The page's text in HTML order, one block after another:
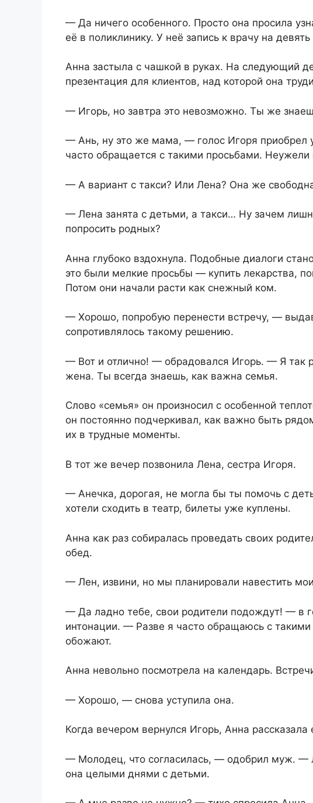
— Да ничего особенного. Просто она просила
её в поликлинику. У неё запись к врачу на девять
Анна застыла с чашкой в руках. На следующий
презентация для клиентов, над которой она
— Игорь, но завтра это невозможно. Ты же
— Ань, ну это же мама, — голос Игоря приобрел
часто обращается с такими просьбами. Неужели
— А вариант с такси? Или Лена? Она же
— Лена занята с детьми, а такси… Ну зачем
попросить родных?
Анна глубоко вздохнула. Подобные диалоги
это были мелкие просьбы — купить лекарства,
Потом они начали расти как снежный ком.
— Хорошо, попробую перенести встречу, —
сопротивлялось такому решению.
— Вот и отлично! — обрадовался Игорь. — Я так
жена. Ты всегда знаешь, как важна семья.
Слово «семья» он произносил с особенной
он постоянно подчеркивал, как важно быть
их в трудные моменты.
В тот же вечер позвонила Лена, сестра Игоря.
— Анечка, дорогая, не могла бы ты помочь с
хотели сходить в театр, билеты уже куплены.
Анна как раз собиралась проведать своих
обед.
— Лен, извини, но мы планировали навестить
— Да ладно тебе, свои родители подождут! — в
интонации. — Разве я часто обращаюсь с
обожают.
Анна невольно посмотрела на календарь.
— Хорошо, — снова уступила она.
Когда вечером вернулся Игорь, Анна рассказала
— Молодец, что согласилась, — одобрил муж. —
она целыми днями с детьми.